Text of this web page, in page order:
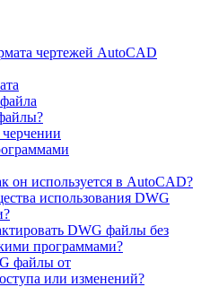
чертежей AutoCAD
он используется в AutoCAD?
использования DWG
DWG файлы без
программами?
файлы от
или изменений?